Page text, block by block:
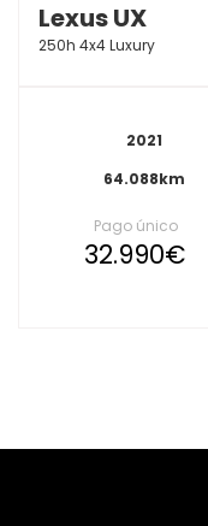
Lexus UX
250h 4x4 Luxury
2021
64.088km
Pago único
32.990€